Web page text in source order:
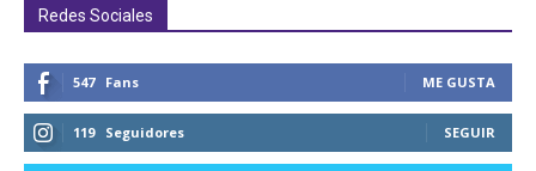
Redes Sociales
547 Fans ME GUSTA
119 Seguidores SEGUIR